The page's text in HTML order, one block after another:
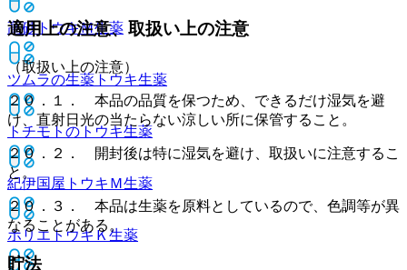
高砂トウキＭ生薬
ツムラの生薬トウキ生薬
トチモトのトウキ生薬
紀伊国屋トウキＭ生薬
ホリエトウキＫ生薬
適用上の注意、取扱い上の注意
（取扱い上の注意）
２０．１． 本品の品質を保つため、できるだけ湿気を避
け、直射日光の当たらない涼しい所に保管すること。
２０．２． 開封後は特に湿気を避け、取扱いに注意するこ
と。
２０．３． 本品は生薬を原料としているので、色調等が異
なることがある。
貯法